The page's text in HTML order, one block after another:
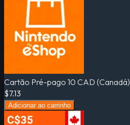
Cartão Pré-pago 10 CAD (Canadá)
$7.13
Adicionar ao carrinho